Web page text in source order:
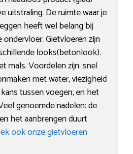
uitstraling. De ruimte waar je
heeft wel belang bij
ondervloer. Gietvloeren zijn
looks(betonlook).
mals. Voordelen zijn: snel
met water, viezigheid
tussen voegen, en het
genoemde nadelen: de
het aanbrengen duurt
ook onze gietvloeren